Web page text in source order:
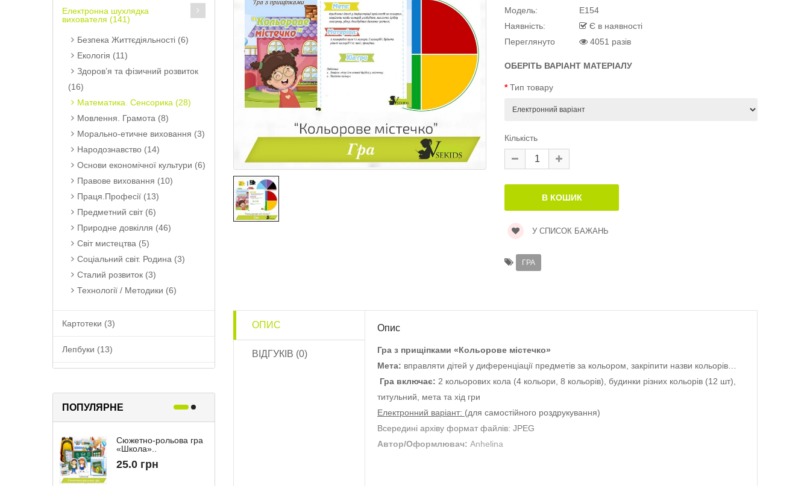
Електронна шухлядка
вихователя (141)
Безпека Життєдіяльності (6)
Екологія (11)
Здоров’я та фізичний розвиток
(16)
Математика. Сенсорика (28)
Мовлення. Грамота (8)
Морально-етичне виховання (3)
Народознавство (14)
Основи економічної культури (6)
Правове виховання (10)
Праця.Професії (13)
Предметний світ (6)
Природне довкілля (46)
Світ мистецтва (5)
Соціальний світ. Родина (3)
Сталий розвиток (3)
Технології / Методики (6)
Картотеки (3)
Лепбуки (13)
Оформлення (116)
Папка вихователя (2)
ПОПУЛЯРНЕ
Сюжетно-рольова гра
«Школа»..
25.0 грн
Модель:
E154
Наявність:
Є в наявності
Переглянуто
4051 разів
ОБЕРІТЬ ВАРІАНТ МАТЕРІАЛУ
Тип товару
Кількість
У СПИСОК БАЖАНЬ
ГРА
ОПИС
ВІДГУКІВ (0)
Опис
Гра з прищіпками «Кольорове містечко»
Мета: вправляти дітей у диференціації предметів за кольором, закріпити назви кольорів…
Гра включає: 2 кольорових кола (4 кольори, 8 кольорів), будинки різних кольорів (12 шт),
титульний, мета та хід гри
Електронний варіант: (для самостійного роздрукування)
Всередині архіву формат файлів: JPEG
Автор/Оформлювач: Anhelina